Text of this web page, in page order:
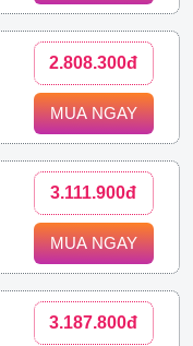
2.808.300đ
MUA NGAY
3.111.900đ
MUA NGAY
3.187.800đ